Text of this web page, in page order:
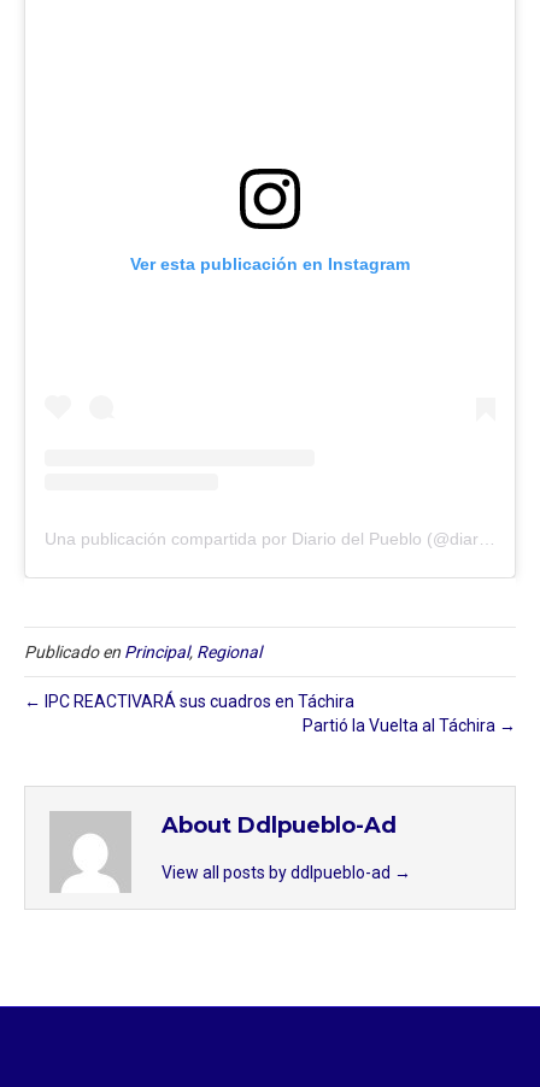
Ver esta publicación en Instagram
Publicado en Principal, Regional
← IPC REACTIVARÁ sus cuadros en Táchira
Partió la Vuelta al Táchira →
About Ddlpueblo-Ad
View all posts by ddlpueblo-ad →